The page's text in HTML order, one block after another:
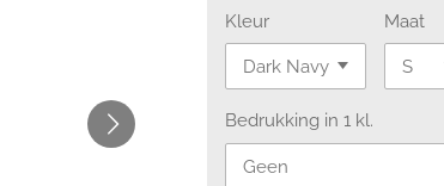
Kleur Maat
Bedrukking in 1 kl.